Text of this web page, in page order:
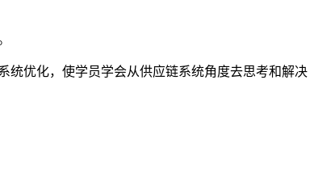
统优化，使学员学会从供应链系统角度去思考和解决